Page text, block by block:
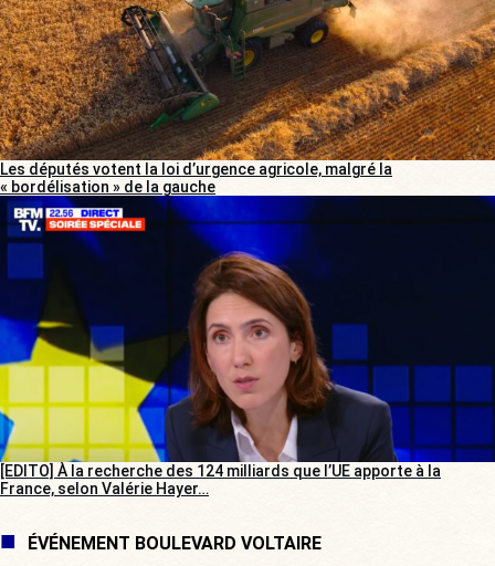
Les députés votent la loi d’urgence agricole, malgré la
« bordélisation » de la gauche
[EDITO] À la recherche des 124 milliards que l’UE apporte à la
France, selon Valérie Hayer…
ÉVÉNEMENT BOULEVARD VOLTAIRE